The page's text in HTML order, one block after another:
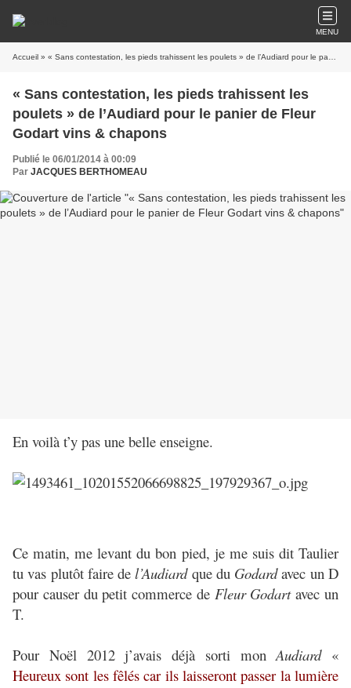
MENU
Accueil » « Sans contestation, les pieds trahissent les poulets » de l’Audiard pour le panier de Fleur Godart vins & chapons
« Sans contestation, les pieds trahissent les
poulets » de l’Audiard pour le panier de Fleur
Godart vins & chapons
Publié le 06/01/2014 à 00:09
Par JACQUES BERTHOMEAU
En voilà t’y pas une belle enseigne.
Ce matin, me levant du bon pied, je me suis dit Taulier
tu vas plutôt faire del’Audiardque du Godardavec un D
pour causer du petit commerce de Fleur Godartavec un
T.
Pour Noël 2012 j’avais déjà sorti monAudiard«
Heureux sont les fêlés car ils laisseront passer la lumière